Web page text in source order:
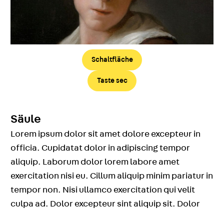
Schaltfläche
Taste sec
Säule
Lorem ipsum dolor sit amet dolore excepteur in
officia. Cupidatat dolor in adipiscing tempor
aliquip. Laborum dolor lorem labore amet
exercitation nisi eu. Cillum aliquip minim pariatur in
tempor non. Nisi ullamco exercitation qui velit
culpa ad. Dolor excepteur sint aliquip sit. Dolor